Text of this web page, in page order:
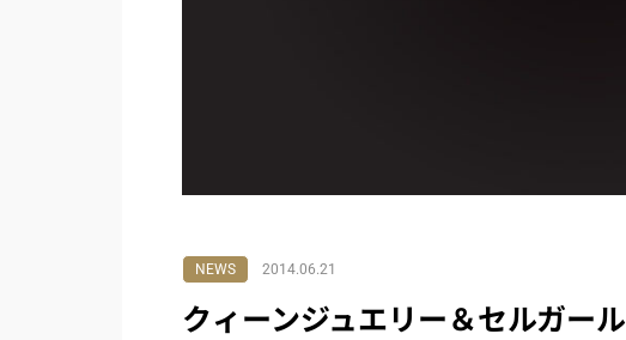
NEWS 2014.06.21
クィーンジュエリー＆セルガール